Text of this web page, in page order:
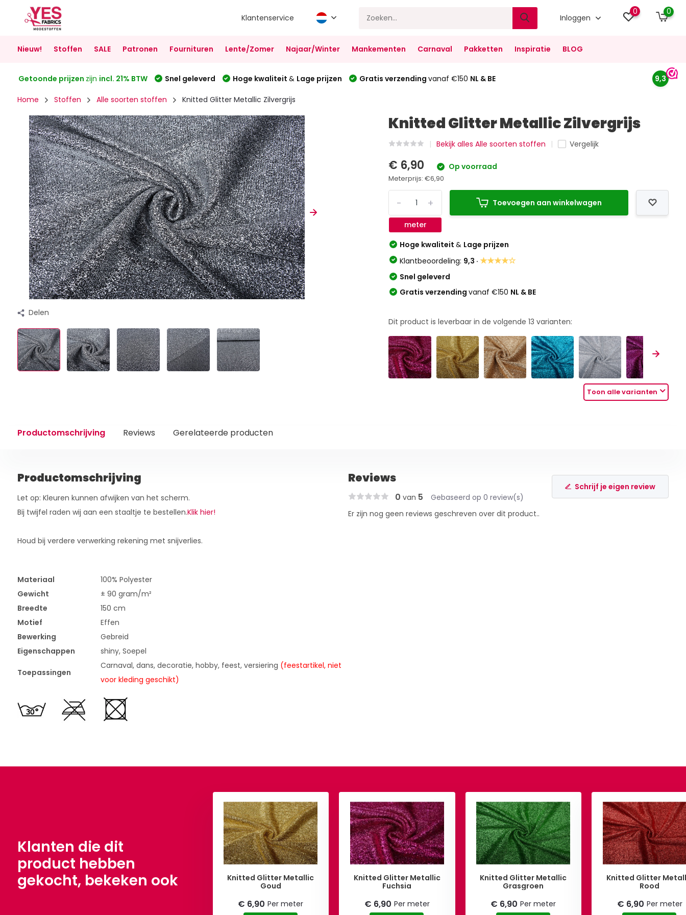
Klantenservice Inloggen
0 0
Nieuw! Stoffen SALE Patronen Fournituren Lente/Zomer Najaar/Winter Mankementen Carnaval Pakketten Inspiratie BLOG
Getoonde prijzen zijn incl. 21% BTW Snel geleverd Hoge kwaliteit & Lage prijzen Gratis verzending vanaf €150 NL & BE 9,3
Home Stoffen Alle soorten stoffen Knitted Glitter Metallic Zilvergrijs
Delen
Knitted Glitter Metallic Zilvergrijs
Bekijk alles Alle soorten stoffen Vergelijk
€ 6,90 Op voorraad
Meterprijs:€6,90
+
-
meter
Toevoegen aan winkelwagen
Hoge kwaliteit& Lage prijzen
Klantbeoordeling: 9,3 ·★★★★☆
Snel geleverd
Gratis verzendingvanaf €150 NL & BE
Dit product is leverbaar in de volgende13 varianten:
Toon alle varianten
Productomschrijving Reviews Gerelateerde producten
Productomschrijving
Let op: Kleuren kunnen afwijken van het scherm.
Bij twijfel raden wij aan een staaltje te bestellen.Klik hier!
Houd bij verdere verwerking rekening met snijverlies.
Materiaal
100% Polyester
Gewicht
± 90 gram/m²
Breedte
150 cm
Motief
Effen
Bewerking
Gebreid
Eigenschappen
shiny, Soepel
Toepassingen
Carnaval, dans, decoratie, hobby, feest, versiering (feestartikel, niet
voor kleding geschikt)
Reviews
0 van 5 Gebaseerd op 0 review(s)
Schrijf je eigen review
Er zijn nog geen reviews geschreven over dit product..
Klanten die dit
product hebben
gekocht, bekeken ook
€ 6,90
Knitted Glitter Metallic
Goud
€ 6,90 Per meter
Knitted Glitter Metallic
Fuchsia
€ 6,90 Per meter
Knitted Glitter Metallic
Grasgroen
€ 6,90 Per meter
Knitted Glitter
Rood
€ 6,90 Per meter